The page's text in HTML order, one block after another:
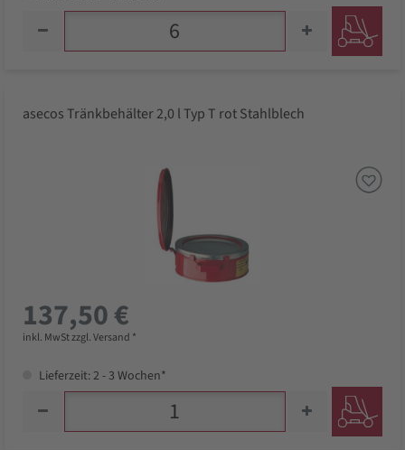
asecos Tränkbehälter 2,0 l Typ T rot Stahlblech
137,50 €
inkl. MwSt zzgl. Versand *
Lieferzeit: 2 - 3 Wochen*